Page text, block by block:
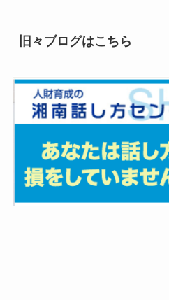
旧々ブログはこちら